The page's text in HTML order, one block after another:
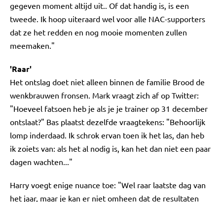
gegeven moment altijd uit.. Of dat handig is, is een
tweede. Ik hoop uiteraard wel voor alle NAC-supporters
dat ze het redden en nog mooie momenten zullen
meemaken."
'Raar'
Het ontslag doet niet alleen binnen de familie Brood de
wenkbrauwen fronsen. Mark vraagt zich af op Twitter:
"Hoeveel fatsoen heb je als je je trainer op 31 december
ontslaat?" Bas plaatst dezelfde vraagtekens: "Behoorlijk
lomp inderdaad. Ik schrok ervan toen ik het las, dan heb
ik zoiets van: als het al nodig is, kan het dan niet een paar
dagen wachten..."
Harry voegt enige nuance toe: "Wel raar laatste dag van
het jaar, maar je kan er niet omheen dat de resultaten